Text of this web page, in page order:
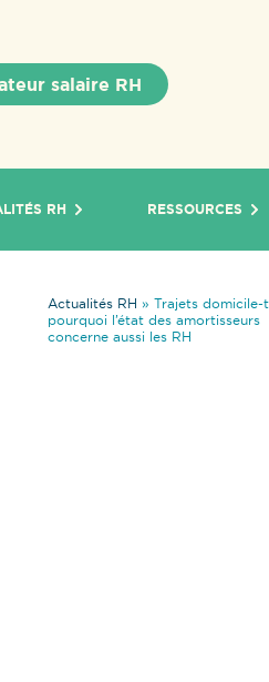
salaire RH
RH RESSOURCES
Actualités RH » Trajets domicile-
pourquoi l’état des amortisseurs
concerne aussi les RH